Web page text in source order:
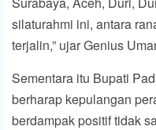
silaturahmi ini, antara
terjalin,” ujar Genius
Sementara itu Bupati
berharap kepulangan
berdampak positif tidak